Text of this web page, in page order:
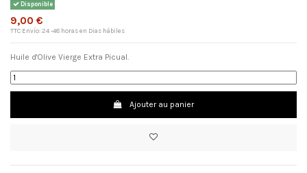
Disponible
9,00 €
TTC Envío: 24 -48 horas en Dias hábiles
Huile d'Olive Vierge Extra Picual.
Ajouter au panier
×